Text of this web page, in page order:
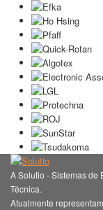
A Solutio - Sistemas de
Técnica.
Atualmente